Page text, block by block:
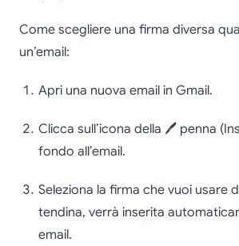
Come scegliere una firma diversa
un’email:
Apri una nuova email in Gmail.
Clicca sull’icona della 🖊️ penna
fondo all’email.
Seleziona la firma che vuoi usare
tendina, verrà inserita
email.